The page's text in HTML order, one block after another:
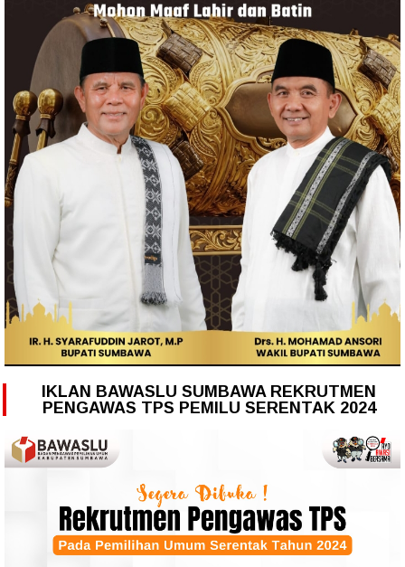
IKLAN BAWASLU SUMBAWA REKRUTMEN
PENGAWAS TPS PEMILU SERENTAK 2024